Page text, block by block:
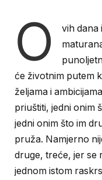
O
vih dana
će životnim putem
željama i
priuštiti, jedni onim
jedni onim što im
pruža. Namjerno
druge, treće, jer se
jednom istom